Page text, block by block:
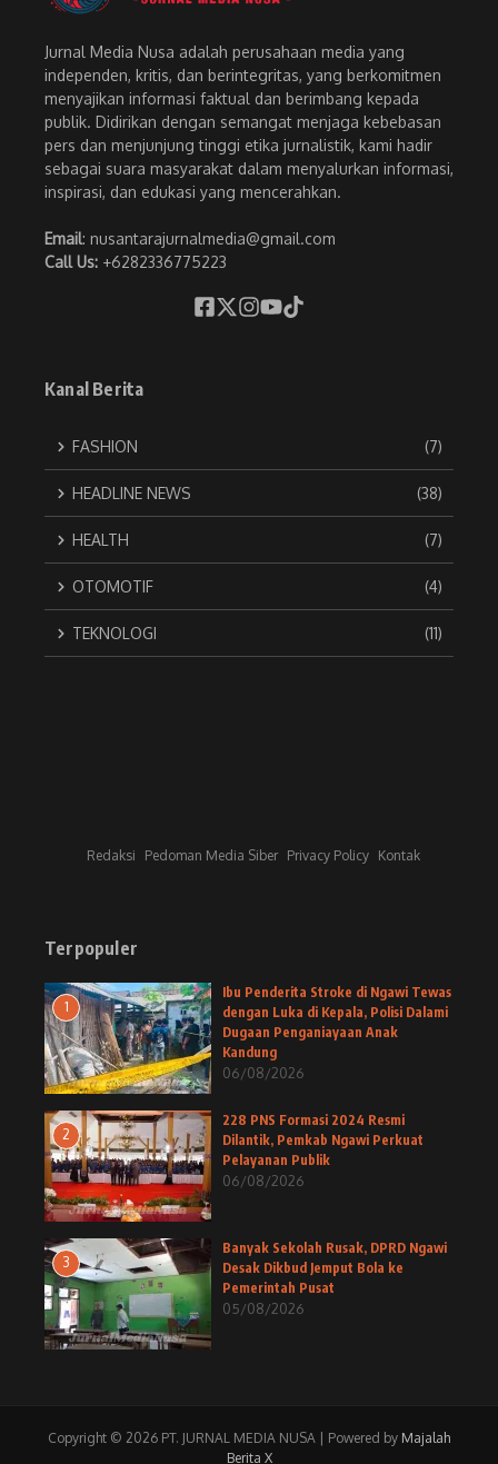
Jurnal Media Nusa adalah perusahaan media yang
independen, kritis, dan berintegritas, yang berkomitmen
menyajikan informasi faktual dan berimbang kepada
publik. Didirikan dengan semangat menjaga kebebasan
pers dan menjunjung tinggi etika jurnalistik, kami hadir
sebagai suara masyarakat dalam menyalurkan informasi,
inspirasi, dan edukasi yang mencerahkan.
Email: nusantarajurnalmedia@gmail.com
Call Us: +6282336775223
Kanal Berita
FASHION (7)
HEADLINE NEWS (38)
HEALTH (7)
OTOMOTIF (4)
TEKNOLOGI (11)
Redaksi Pedoman Media Siber Privacy Policy Kontak
Terpopuler
1
Ibu Penderita Stroke di Ngawi Tewas
dengan Luka di Kepala, Polisi Dalami
Dugaan Penganiayaan Anak
Kandung
06/08/2026
2
228 PNS Formasi 2024 Resmi
Dilantik, Pemkab Ngawi Perkuat
Pelayanan Publik
06/08/2026
3
Banyak Sekolah Rusak, DPRD Ngawi
Desak Dikbud Jemput Bola ke
Pemerintah Pusat
05/08/2026
Copyright © 2026 PT. JURNAL MEDIA NUSA | Powered by Majalah
Berita X